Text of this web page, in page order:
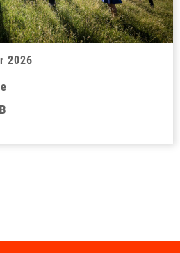
2026